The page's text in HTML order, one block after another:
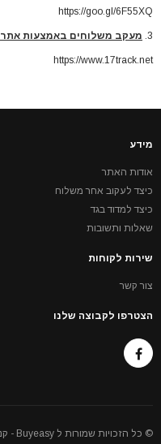
https://goo.gl/6F55XQ
3. מעקב משלוחים באמצעות אתר 17Track העולמי:
https://www.17track.net
מידע
אודות האתר
כיצד לעקוב אחר משלוח
כיצד למדוד בגד
שאלות ותשובות
שירות לקוחות
צור קשר
הצטרפו לקבוצה שלנו
© כל הזכויות שמורות ל Buyeasy - קניה פשוטה מאליאקספרס